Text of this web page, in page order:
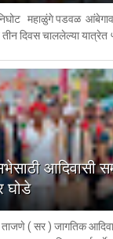
महाळुंगे पडवळ
तीन दिवस चाललेल्या यात्रेत
आदिवासी
घोडे
ताजणे ( सर ) जागतिक